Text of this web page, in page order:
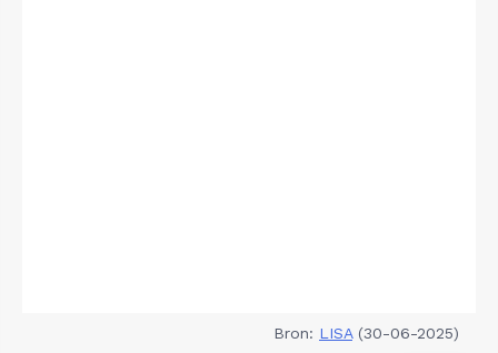
Bron: LISA(30-06-2025)